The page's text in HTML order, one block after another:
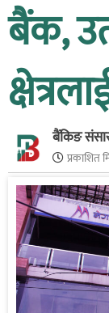
बैंक,
बैंकिङ
प्रकाशित